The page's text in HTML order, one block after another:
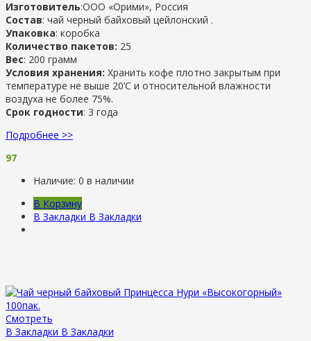
Изготовитель:ООО «Орими», Россия
Состав: чай черный байховый цейлонский .
Упаковка: коробка
Количество пакетов: 25
Вес: 200 грамм
Условия хранения: Хранить кофе плотно закрытым при
температуре не выше 20’C и относительной влажности
воздуха не более 75%.
Срок годности: 3 года
Подробнее >>
97
Наличие: 0 в наличии
В Корзину
В Закладки В Закладки
Смотреть
В Закладки В Закладки